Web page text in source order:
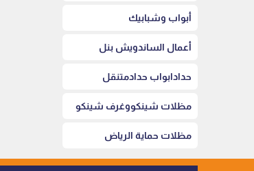
أبواب وشبابيك
أعمال الساندويش بنل
حدادابواب حدادمتنقل
مظلات شينكووغرف شينكو
مظلات حماية الرياض